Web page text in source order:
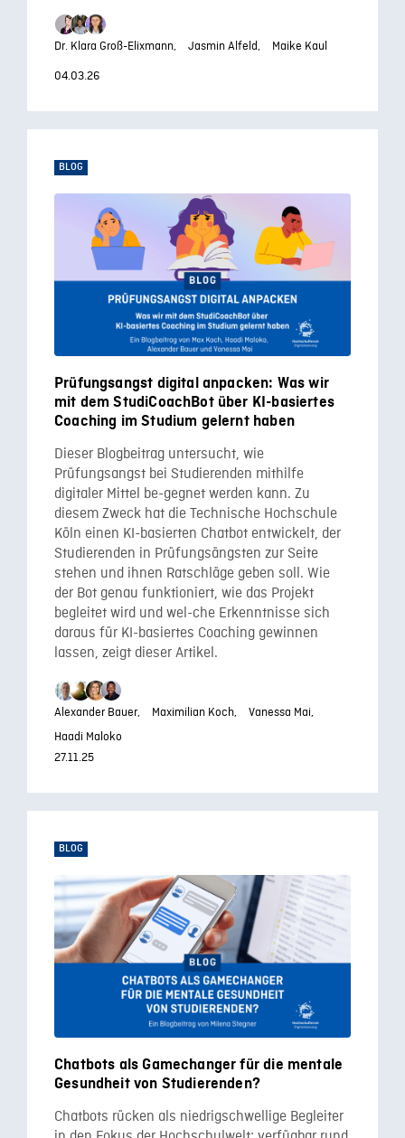
Dr. Klara Groß-Elixmann, Jasmin Alfeld,
Maike Kaul
04.03.26
BLOG
Prüfungsangst digital anpacken: Was wir
mit dem StudiCoachBot über KI-basiertes
Coaching im Studium gelernt haben
Dieser Blogbeitrag untersucht, wie
Prüfungsangst bei Studierenden mithilfe
digitaler Mittel be-gegnet werden kann. Zu
diesem Zweck hat die Technische Hochschule
Köln einen KI-basierten Chatbot entwickelt, der
Studierenden in Prüfungsängsten zur Seite
stehen und ihnen Ratschläge geben soll. Wie
der Bot genau funktioniert, wie das Projekt
begleitet wird und wel-che Erkenntnisse sich
daraus für KI-basiertes Coaching gewinnen
lassen, zeigt dieser Artikel.
Alexander Bauer, Maximilian Koch,
Vanessa Mai,
Haadi Maloko
27.11.25
BLOG
Chatbots als Gamechanger für die mentale
Gesundheit von Studierenden?
Chatbots rücken als niedrigschwellige Begleiter